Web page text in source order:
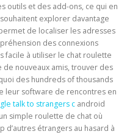
outils et des add-ons, ce qui en
explorer davantage
de localiser les adresses
des connexions
facile à utiliser le chat roulette
de nouveaux amis, trouver des
des hundreds of thousands
leur software de rencontres en
talk to strangers c android
simple roulette de chat où
d’autres étrangers au hasard à